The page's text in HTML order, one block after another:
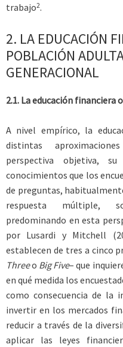
trabajo2.
2. LA EDUCACIÓN
POBLACIÓN
GENERACIONAL
2.1. La educación financiera
A nivel empírico, la
distintas
perspectiva objetiva,
conocimientos que los
de preguntas,
respuesta múltiple,
predominando en esta
por Lusardi y Mitchell
establecen de tres a cinco
Threeo Big Five– que
en qué medida los
como consecuencia de la
invertir en los mercados
reducir a través de la
aplicar las leyes